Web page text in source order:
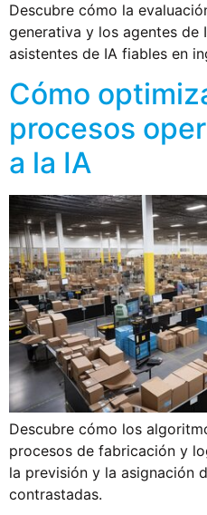
Descubre cómo la
generativa y los agentes de
asistentes de IA fiables en
Cómo
procesos
a la IA
Descubre cómo los
procesos de fabricación y
la previsión y la asignación
contrastadas.